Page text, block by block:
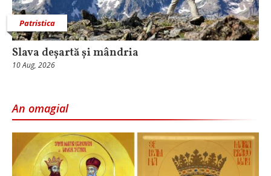
Patristica
Slava deșartă și mândria
10 Aug, 2026
An omagial